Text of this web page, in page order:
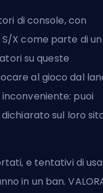
di console, con
S/Xcome parte di un
su queste
al gioco dal
puoi
sul loro
e tentativi di
in un ban.